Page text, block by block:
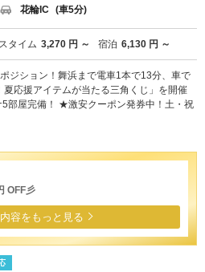
花輪IC (車5分)
タイム 3,270 円 ～ 宿泊 6,130 円 ～
ジション！舞浜まで電車1本で13分、車で
応援アイテムが当たる三角くじ」を開催
部屋完備！ ★激安クーポン発券中！土・祝
OFF彡
容をもっと見る